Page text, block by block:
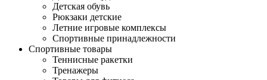
Детская обувь
Рюкзаки детские
Летние игровые комплексы
Спортивные принадлежности
Спортивные товары
Теннисные ракетки
Тренажеры